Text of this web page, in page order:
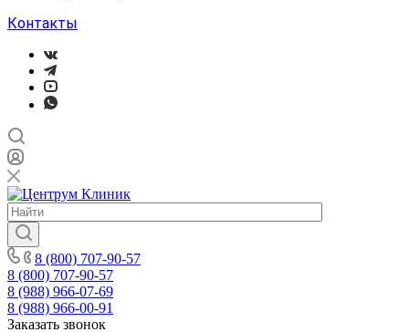
Контакты
8 (800) 707-90-57
8 (800) 707-90-57
8 (988) 966-07-69
8 (988) 966-00-91
Заказать звонок